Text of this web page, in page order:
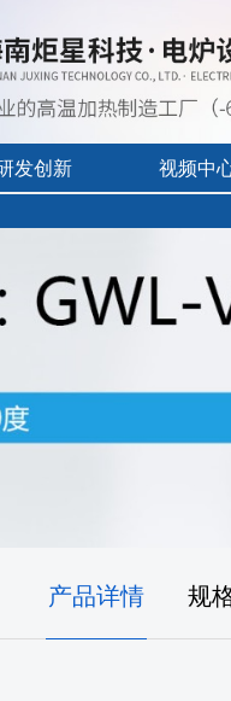
发创新 视频中
产品中心目录宣传视频
产品详情 规